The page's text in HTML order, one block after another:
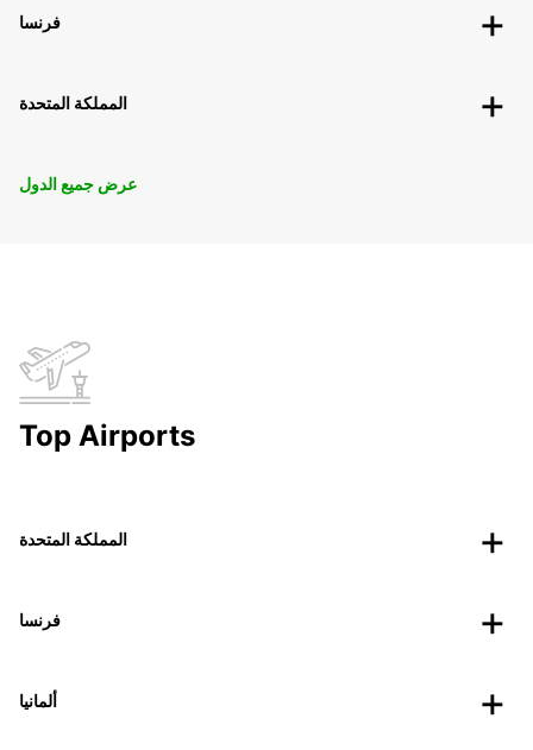
فرنسا
المملكة المتحدة
عرض جميع الدول
Top Airports
المملكة المتحدة
فرنسا
ألمانيا